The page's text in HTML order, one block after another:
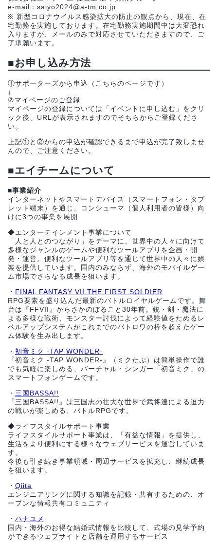
e-mail：saiyo2024@a-tm.co.jp
※ 新型コロナウイルス感染拡大の防止の観点から、現在、在
宅勤務を実施しております。在宅勤務実施期間中は大変恐れ
入りますが、メールのみで対応させていただきますので、ご
了承願います。
■お申し込み方法
①サポーターズから申込（こちらのページです）
↓
②マイページのご登録
マイページの登録については「イベントに申し込む」をクリ
ック後、URLが表示されますのでそちらからご登録くださ
い。
上記①と②からの申込が確認できるまで申込が完了致しませ
んので、ご注意ください。
■エイチームについて
■事業紹介
インターネットやスマートデバイス（スマートフォン・タブ
レット端末）を通じ、コンシューマ（個人利用者の皆様）向
けに3つの事業を展開
◆エンターテインメント事業について
「人と人とのつながり」をテーマに、世界中の人々に向けて
多様なジャンルのゲームや便利なツールアプリを企画・開
発・運営。便利なツールアプリ等を通じて世界中の人々に娯
楽を提供しています。国内のみならず、海外のモバイルゲー
ム市場でさらなる成長を狙います。
・ FINAL FANTASY VII THE FIRST SOLDIER
RPG要素を盛り込んだ最新のバトルロイヤルゲームです。舞
台は『FFVII』からさかのぼること30年前。銃・剣・魔法に
よる多様な戦術、モンスター討伐によって経験値をためるレ
ベルアップシステムがこれまでのバトロワの枠を超えたゲー
ム体験を生み出します。
・ 初音ミク -TAP WONDER-
『初音ミク -TAP WONDER-』（ミクたぷ）は簡単操作で誰
でも気軽に楽しめる、バーチャル・シンガー「初音ミク」の
スマートフォンゲームです。
・ 三国BASSA!!
『三国BASSA!!』は三国志の壮大な世界で武将達による迫力
の戦いが楽しめる、バトルRPGです。
◆ライフスタイルサポート事業
ライフスタイルサポート事業は、「有益な情報」を提供し、
生活をより便利にする様々なウェブサービスを運営していま
す。
今後も引き続き事業領域・周辺サービスを拡充し、継続成長
を狙います。
・ Qiita
エンジニアリングに関する知識を記録・共有するための、オ
ープンな情報共有コミュニティ
・ ハナユメ
国内・海外のお得な結婚式情報を比較して、式場の見学予約
ができるウェブサイトと店舗を運用するサービス